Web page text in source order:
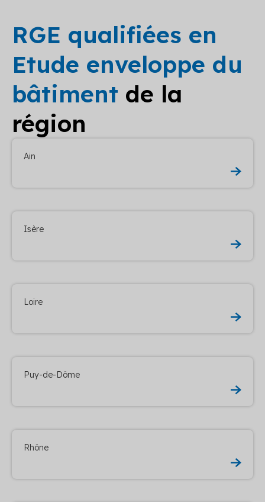
RGE qualifiées en
Etude enveloppe du
bâtiment de la
région
Ain
Isère
Loire
Puy-de-Dôme
Rhône